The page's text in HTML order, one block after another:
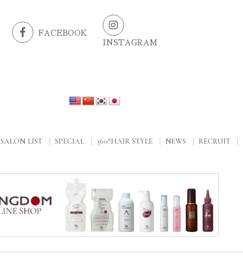
FACEBOOK
INSTAGRAM
SALON LIST SPECIAL 360°HAIR STYLE NEWS RECRUIT